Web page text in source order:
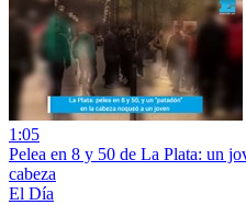
1:05
Pelea en 8 y 50 de La Plata: un
cabeza
El Día